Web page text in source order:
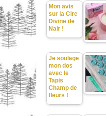
Mon avis
sur la Cire
Divine de
Nair !
Je soulage
mon dos
avec le
Tapis
Champ de
fleurs !